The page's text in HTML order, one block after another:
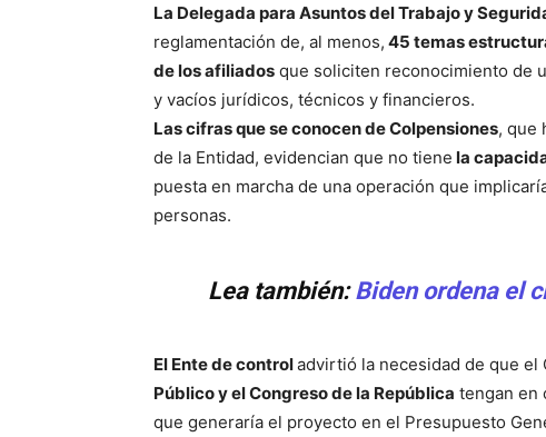
La Delegada para Asuntos del Trabajo y
reglamentación de, al menos, 45 temas
de los afiliados que soliciten reconocimiento de
y vacíos jurídicos, técnicos y financieros.
Las cifras que se conocen de Colpensiones, que
de la Entidad, evidencian que no tiene la
puesta en marcha de una operación que
personas.
Lea también:Biden ordena el
El Ente de controladvirtió la necesidad de que el
Público y el Congreso de la República tengan en
que generaría el proyecto en el Presupuesto